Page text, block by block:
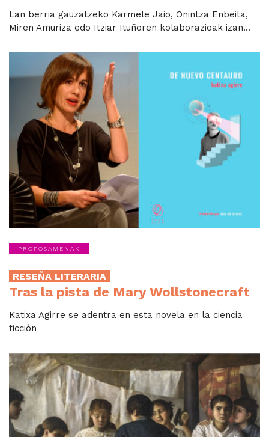
Lan berria gauzatzeko Karmele Jaio, Onintza Enbeita,
Miren Amuriza edo Itziar Ituñoren kolaborazioak izan...
PROPOSAMENAK
RESEÑA LITERARIA
Tras la pista de Mary Wollstonecraft
Katixa Agirre se adentra en esta novela en la ciencia
ficción